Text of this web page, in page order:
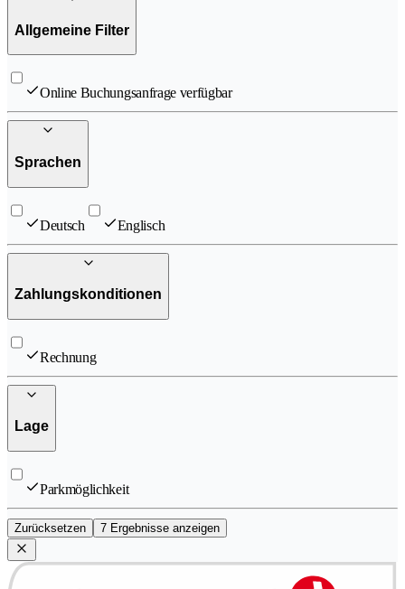
Allgemeine Filter
Online Buchungsanfrage verfügbar
Sprachen
Deutsch Englisch
Zahlungskonditionen
Rechnung
Lage
Parkmöglichkeit
Zurücksetzen 7 Ergebnisse anzeigen